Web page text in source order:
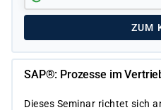
ZUM
SAP®: Prozesse im
Dieses Seminar richtet sich